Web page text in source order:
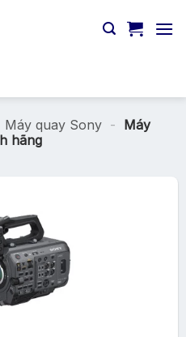
Máy quay Sony -
Máy
hãng